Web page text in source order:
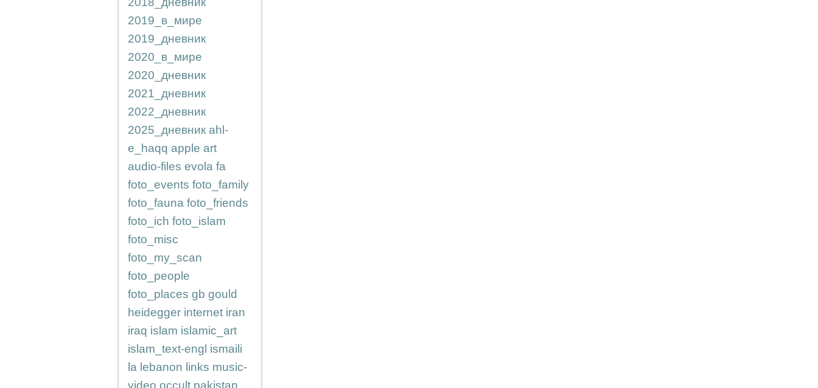
2019_в_мире
2019_дневник
2020_в_мире
2020_дневник
2021_дневник
2022_дневник
2025_дневник ahl-
e_haqq apple art
audio-files evola fa
foto_events foto_family
foto_fauna foto_friends
foto_ich foto_islam
foto_misc
foto_my_scan
foto_people
foto_places gb gould
heidegger internet iran
iraq islam islamic_art
islam_text-engl ismaili
la lebanon links music-
video occult pakistan